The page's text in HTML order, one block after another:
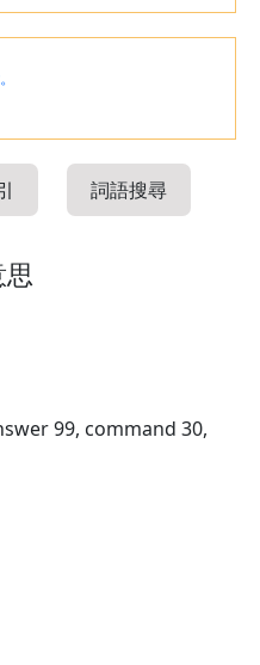
詞語搜尋
99, command 30,